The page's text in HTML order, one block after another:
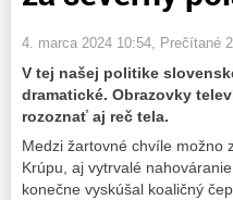
4. marca 2024 10:54 , Prečítané
V tej našej politike
dramatické. Obrazovky
rozoznať aj reč tela.
Medzi žartovné chvíle možno
Krúpu, aj vytrvalé
konečne vyskúšal koaličný